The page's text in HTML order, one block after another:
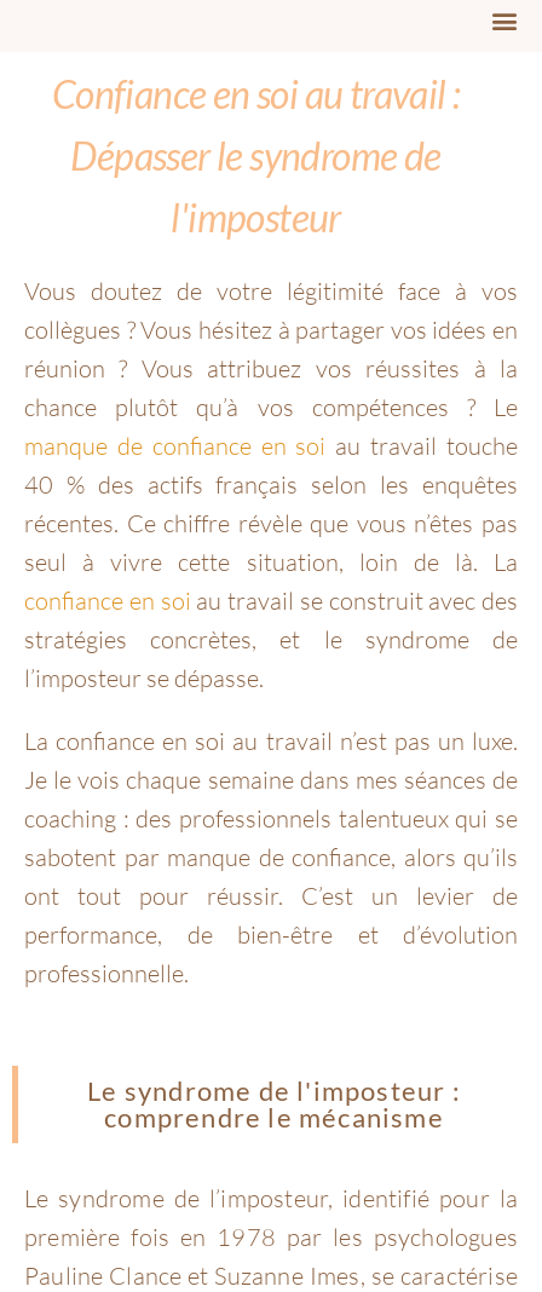
Confiance en soi au travail :
Dépasser le syndrome de
l'imposteur
Vous doutez de votre légitimité face à vos
collègues ? Vous hésitez à partager vos idées en
réunion ? Vous attribuez vos réussites à la
chance plutôt qu’à vos compétences ? Le
manque de confiance en soi au travail touche
40 % des actifs français selon les enquêtes
récentes. Ce chiffre révèle que vous n’êtes pas
seul à vivre cette situation, loin de là. La
confiance en soi au travail se construit avec des
stratégies concrètes, et le syndrome de
l’imposteur se dépasse.
La confiance en soi au travail n’est pas un luxe.
Je le vois chaque semaine dans mes séances de
coaching : des professionnels talentueux qui se
sabotent par manque de confiance, alors qu’ils
ont tout pour réussir. C’est un levier de
performance, de bien-être et d’évolution
professionnelle.
Le syndrome de l'imposteur :
comprendre le mécanisme
Le syndrome de l’imposteur, identifié pour la
première fois en 1978 par les psychologues
Pauline Clance et Suzanne Imes, se caractérise